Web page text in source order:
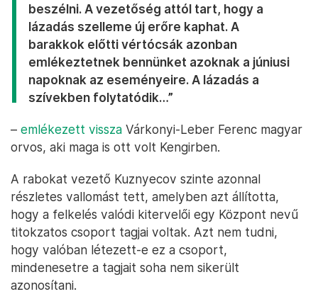
beszélni. A vezetőség attól tart, hogy a
lázadás szelleme új erőre kaphat. A
barakkok előtti vértócsák azonban
emlékeztetnek bennünket azoknak a júniusi
napoknak az eseményeire. A lázadás a
szívekben folytatódik…”
– emlékezett vissza Várkonyi-Leber Ferenc magyar
orvos, aki maga is ott volt Kengirben.
A rabokat vezető Kuznyecov szinte azonnal
részletes vallomást tett, amelyben azt állította,
hogy a felkelés valódi kitervelői egy Központ nevű
titokzatos csoport tagjai voltak. Azt nem tudni,
hogy valóban létezett-e ez a csoport,
mindenesetre a tagjait soha nem sikerült
azonosítani.